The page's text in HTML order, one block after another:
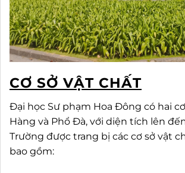
CƠ SỞ VẬT CHẤT
Đại học Sư phạm Hoa Đông có hai
Hàng và Phổ Đà, với diện tích lên
Trường được trang bị các cơ sở vật
bao gồm: